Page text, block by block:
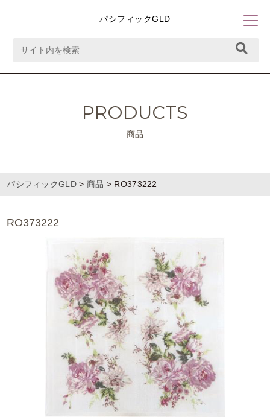
パシフィックGLD
PRODUCTS
商品
パシフィックGLD> 商品 > RO373222
RO373222